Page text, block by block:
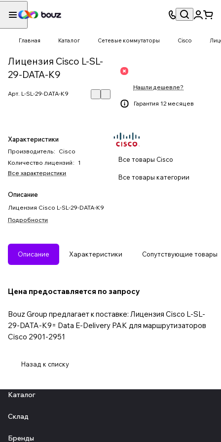
Главная Каталог Сетевые коммутаторы Cisco
Лицензия Cisco L-SL-
29-DATA-K9
Арт. L-SL-29-DATA-K9
Характеристики
Производитель: Cisco
Количество лицензий : 1
Все характеристики
Описание
Лицензия Cisco L-SL-29-DATA-K9
Подробности
Нашли дешевле?
Гарантия 12 месяцев
Все товары Cisco
Все товары категории
Описание Характеристики Сопутствующие товары
Цена предоставляется по запросу
Bouz Group предлагает к поставке: Лицензия Cisco L-SL-
29-DATA-K9= Data E-Delivery PAK для маршрутизаторов
Cisco 2901-2951
Назад к списку
Каталог
Склад
Бренды